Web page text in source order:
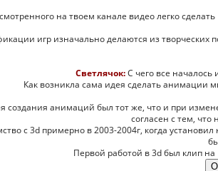
на твоем канале видео легко
игр изначально делаются из творческих
Светлячок:С чего все
Как возникла сама идея сделать анимации
создания анимаций был тот же, что и при
согласен с тем,
с 3d примерно в 2003-2004г, когда
Первой работой в 3d был клип